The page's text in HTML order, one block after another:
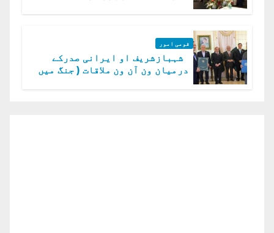
قومی امور
شہبازشریف او ایرانی صدرکے
درمیان ون آن ون ملاقات ( جنگ میں